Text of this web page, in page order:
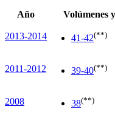
Año Volúmenes
2013-2014 41-42(**)
2011-2012 39-40(**)
2008 38(**)